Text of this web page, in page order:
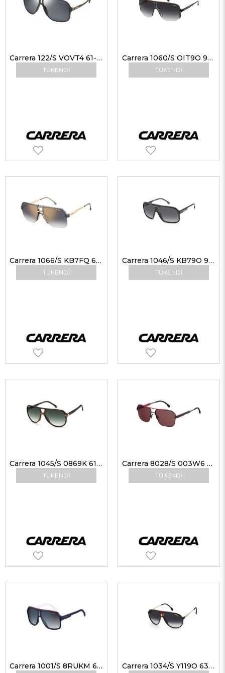
TÜKENDI
Carrera 122/S VOVT4 61-11 Erkek Güneş Gözlükleri
TÜKENDI
Carrera 1060/S OIT9O 99 Erkek Güneş Gözlükleri
TÜKENDI
Carrera 1066/S KB7FQ 63 Erkek Güneş Gözlükleri
TÜKENDI
Carrera 1046/S KB79O 99 Güneş Gözlüğü
TÜKENDI
Carrera 1045/S 0869K 61-13 Güneş Gözlüğü
TÜKENDI
Carrera 8028/S 003W6 59 Güneş Gözlüğü
Carrera 1001/S 8RUKM 62 Güneş Gözlüğü Carrera 1034/S Y119O 63-12 Unisex Güneş Gözlükleri